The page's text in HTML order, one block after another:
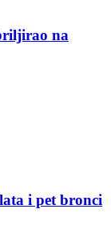
na
i pet bronci